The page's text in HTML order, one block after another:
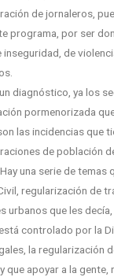
de jornaleros,
programa, por ser
de
diagnóstico, ya los
pormenorizada
las incidencias que
de población
una serie de temas
regularización de
urbanos que les
controlado por la
la regularización
que apoyar a la gente,